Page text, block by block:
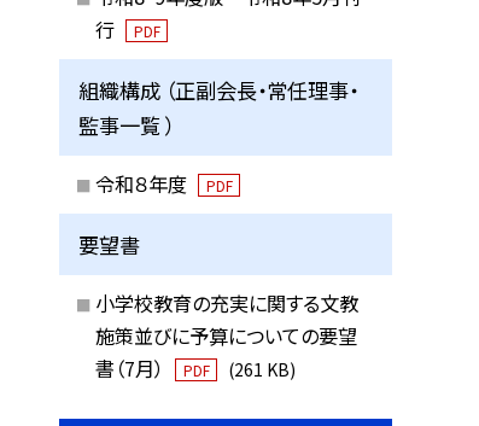
行
PDF
組織構成 （正副会長・常任理事・
監事一覧 ）
令和８年度 PDF
要望書
小学校教育の充実に関する文教
施策並びに予算についての要望
書（7月）
PDF (261 KB)